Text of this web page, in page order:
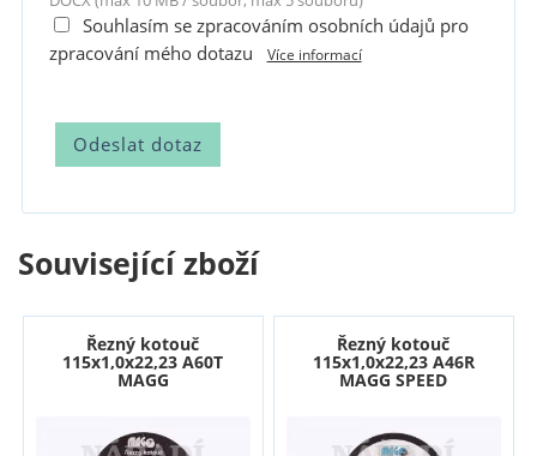
Souhlasím se zpracováním osobních údajů pro
zpracování mého dotazu
Více informací
Související zboží
Řezný kotouč
115x1,0x22,23 A60T
MAGG
Řezný kotouč
115x1,0x22,23 A46R
MAGG SPEED